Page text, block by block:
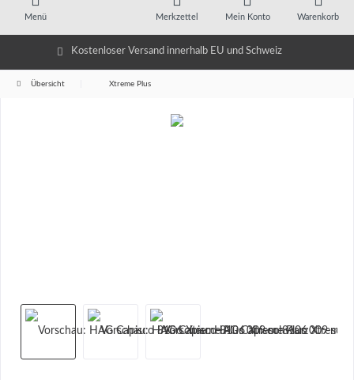
Kostenloser Versand innerhalb EU und Schweiz
Menü Warenkorb
Merkzettel Mein Konto
Übersicht Xtreme Plus